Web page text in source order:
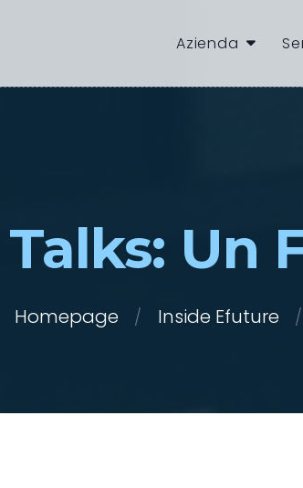
Azienda
Un
Homepage Inside Efuture